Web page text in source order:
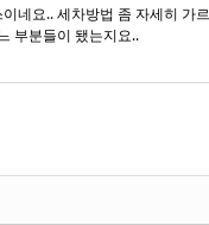
네요.. 세차방법 좀 자세히 가
부분들이 됐는지요..
5
5